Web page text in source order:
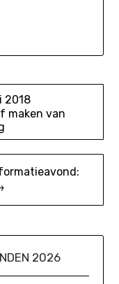
2018
maken van
2026